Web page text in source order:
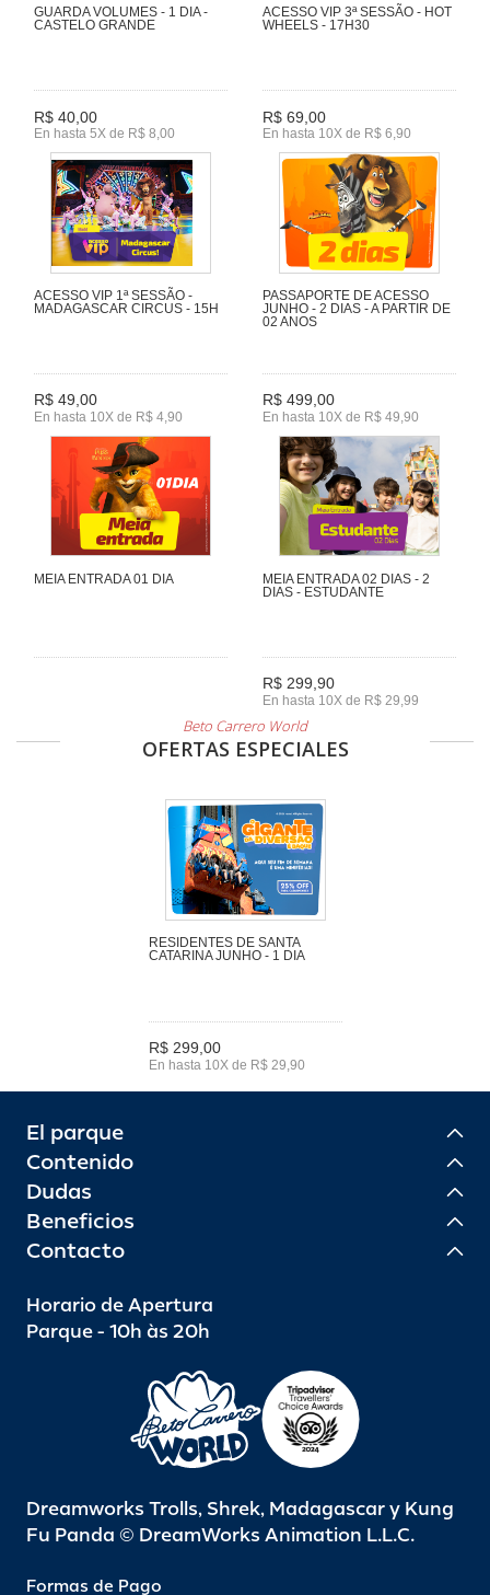
GUARDA VOLUMES - 1 DIA -
CASTELO GRANDE
R$ 40,00
En hasta 5X de R$ 8,00
ACESSO VIP 3ª SESSÃO - HOT
WHEELS - 17H30
R$ 69,00
En hasta 10X de R$ 6,90
ACESSO VIP 1ª SESSÃO -
MADAGASCAR CIRCUS - 15H
R$ 49,00
En hasta 10X de R$ 4,90
PASSAPORTE DE ACESSO
JUNHO - 2 DIAS - A PARTIR DE
02 ANOS
R$ 499,00
En hasta 10X de R$ 49,90
MEIA ENTRADA 01 DIA
MEIA ENTRADA 02 DIAS - 2
DIAS - ESTUDANTE
R$ 299,90
En hasta 10X de R$ 29,99
Beto Carrero World
OFERTAS ESPECIALES
RESIDENTES DE SANTA
CATARINA JUNHO - 1 DIA
R$ 299,00
En hasta 10X de R$ 29,90
El parque
Contenido
Dudas
Beneficios
Contacto
Horario de Apertura
Parque - 10h às 20h
Dreamworks Trolls, Shrek, Madagascar y Kung
Fu Panda © DreamWorks Animation L.L.C.
Formas de Pago